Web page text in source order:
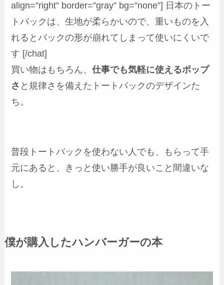
align=”right” border=”gray” bg=”none”] 日本のトー
トバックは、生地が柔らかいので、重いものを入
れるとバックの形が崩れてしまって使いにくいで
す [/chat]
買い物はもちろん、仕事でも気軽に使えるポップ
さ と規律さを備えたトートバックのデザインた
ち。
普段トートバックを使わない人でも、もらって手
元にあると、きっと使い勝手が良いこと間違いな
し。
僕が購入したハンバーガーの本